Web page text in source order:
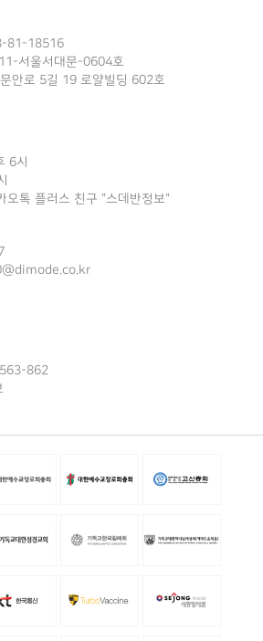
81-18516
서울서대문-0604호
안로 5길 19 로얄빌딩 602호
6시
오톡 플러스 친구 "스데반정보"
862